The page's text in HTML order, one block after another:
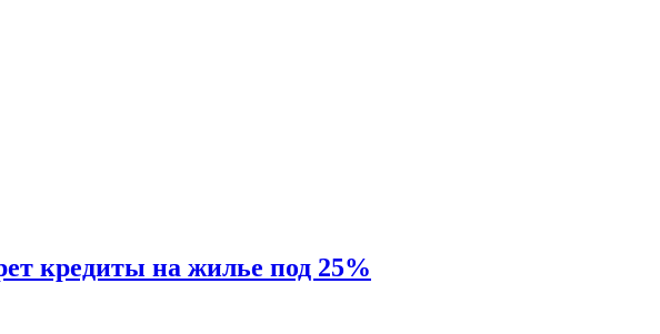
кредиты на жилье под 25%